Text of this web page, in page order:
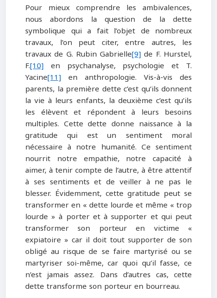
Pour mieux comprendre les ambivalences,
nous abordons la question de la dette
symbolique qui a fait l’objet de nombreux
travaux, l’on peut citer, entre autres, les
travaux de G. Rubin Gabrielle[9]de F. Hurstel,
F.[10] en psychanalyse, psychologie et T.
Yacine[11] en anthropologie. Vis-à-vis des
parents, la première dette c’est qu’ils donnent
la vie à leurs enfants, la deuxième c’est qu’ils
les élèvent et répondent à leurs besoins
multiples. Cette dette donne naissance à la
gratitude qui est un sentiment moral
nécessaire à notre humanité. Ce sentiment
nourrit notre empathie, notre capacité à
aimer, à tenir compte de l’autre, à être attentif
à ses sentiments et de veiller à ne pas le
blesser. Évidemment, cette gratitude peut se
transformer en « dette lourde et même « trop
lourde » à porter et à supporter et qui peut
transformer son porteur en victime «
expiatoire » car il doit tout supporter de son
obligé au risque de se faire martyrisé ou se
martyriser soi-même, car quoi qu’il fasse, ce
n’est jamais assez. Dans d’autres cas, cette
dette transforme son porteur en bourreau.